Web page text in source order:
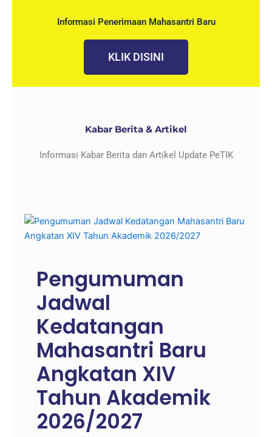
Informasi Penerimaan Mahasantri Baru
KLIK DISINI
Kabar Berita & Artikel
Informasi Kabar Berita dan Artikel Update PeTIK
Pengumuman
Jadwal
Kedatangan
Mahasantri Baru
Angkatan XIV
Tahun Akademik
2026/2027